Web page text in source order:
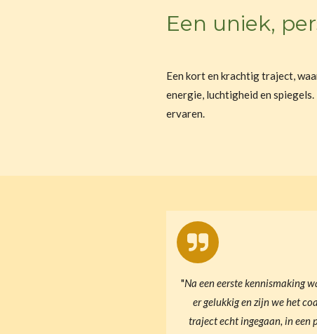
Een uniek,
Een kort en krachtig traject,
energie, luchtigheid en
ervaren.
"Na een eerste kennismaking
er gelukkig en zijn we het
traject echt ingegaan, in een